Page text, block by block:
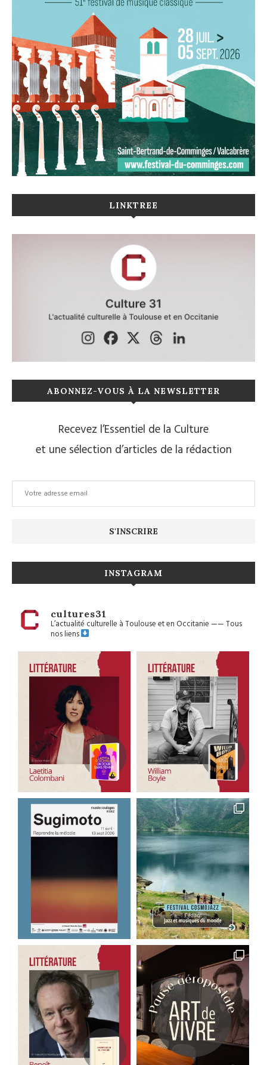
LINKTREE
ABONNEZ-VOUS À LA NEWSLETTER
Recevez l’Essentiel de la Culture
et une sélection d’articles de la rédaction
INSTAGRAM
cultures31
L’actualité culturelle à Toulouse et en Occitanie——Tous
nos liens